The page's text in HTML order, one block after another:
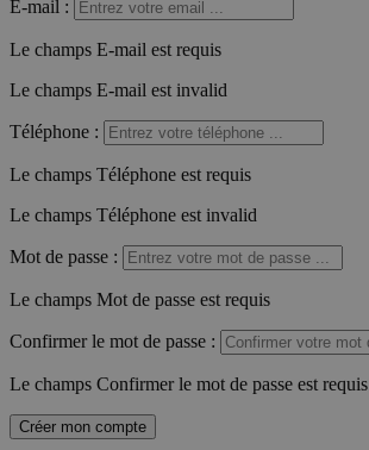
E-mail :
Le champs E-mail est requis
Le champs E-mail est invalid
Téléphone :
Le champs Téléphone est requis
Le champs Téléphone est invalid
Mot de passe :
Le champs Mot de passe est requis
Confirmer le mot de passe :
Le champs Confirmer le mot de passe est requis
Créer mon compte